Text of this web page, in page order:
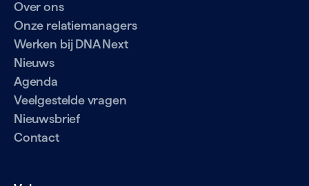
Over ons
Onze relatiemanagers
Werken bij DNA Next
Nieuws
Agenda
Veelgestelde vragen
Nieuwsbrief
Contact